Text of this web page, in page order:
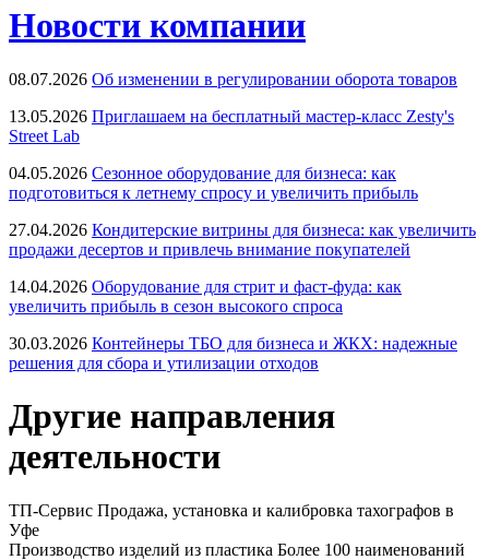
Новости компании
08.07.2026 Об изменении в регулировании оборота товаров
13.05.2026 Приглашаем на бесплатный мастер-класс Zesty's
Street Lab
04.05.2026 Сезонное оборудование для бизнеса: как
подготовиться к летнему спросу и увеличить прибыль
27.04.2026 Кондитерские витрины для бизнеса: как увеличить
продажи десертов и привлечь внимание покупателей
14.04.2026 Оборудование для стрит и фаст-фуда: как
увеличить прибыль в сезон высокого спроса
30.03.2026 Контейнеры ТБО для бизнеса и ЖКХ: надежные
решения для сбора и утилизации отходов
Другие направления
деятельности
ТП-Сервис Продажа, установка и калибровка тахографов в
Уфе
Производство изделий из пластика Более 100 наименований